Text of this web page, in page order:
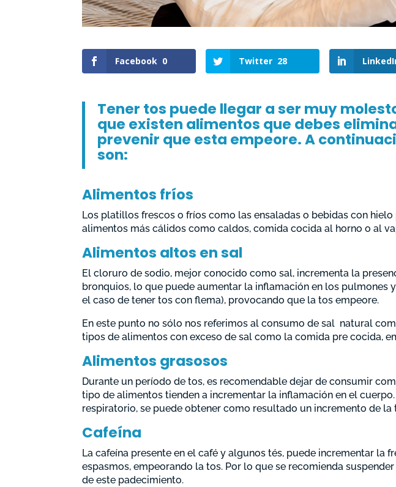
Facebook 0 Twitter 28
Tener tos puede llegar a ser muy
que existen alimentos que debes
prevenir que esta empeore. A
son:
Alimentos fríos
Los platillos frescos o fríos como las ensaladas o bebidas con
alimentos más cálidos como caldos, comida cocida al horno o al
Alimentos altos en sal
El cloruro de sodio, mejor conocido como sal, incrementa la
bronquios, lo que puede aumentar la inflamación en los pulmones
el caso de tener tos con flema), provocando que la tos empeore.
En este punto no sólo nos referimos al consumo de sal natural
tipos de alimentos con exceso de sal como la comida pre cocida,
Alimentos grasosos
Durante un período de tos, es recomendable dejar de consumir
tipo de alimentos tienden a incrementar la inflamación en el
respiratorio, se puede obtener como resultado un incremento de la
Cafeína
La cafeína presente en el café y algunos tés, puede incrementar la
espasmos, empeorando la tos. Por lo que se recomienda
de este padecimiento.